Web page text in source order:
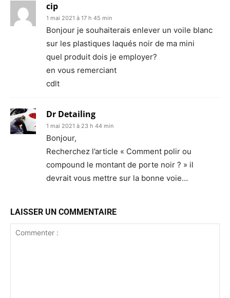
cip
1 mai 2021 à 17 h 45 min
Bonjour je souhaiterais enlever un voile blanc
sur les plastiques laqués noir de ma mini
quel produit dois je employer?
en vous remerciant
cdlt
Dr Detailing
1 mai 2021 à 23 h 44 min
Bonjour,
Recherchez l’article « Comment polir ou
compound le montant de porte noir ? » il
devrait vous mettre sur la bonne voie…
LAISSER UN COMMENTAIRE